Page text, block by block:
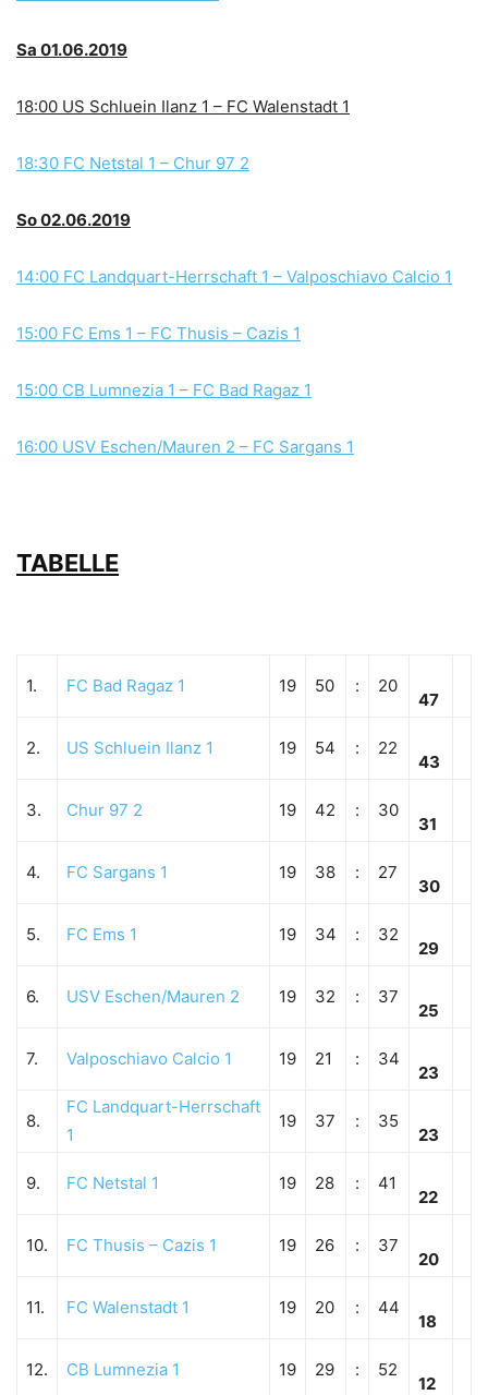
Sa 01.06.2019
18:00 US Schluein Ilanz 1 – FC Walenstadt 1
18:30 FC Netstal 1 – Chur 97 2
So 02.06.2019
14:00 FC Landquart-Herrschaft 1 – Valposchiavo Calcio 1
15:00 FC Ems 1 – FC Thusis – Cazis 1
15:00 CB Lumnezia 1 – FC Bad Ragaz 1
16:00 USV Eschen/Mauren 2 – FC Sargans 1
TABELLE
1. FC Bad Ragaz 1 19 50 : 20
47
2. US Schluein Ilanz 1 19 54 : 22
43
3. Chur 97 2 19 42 : 30
31
4. FC Sargans 1 19 38 : 27
30
5. FC Ems 1 19 34 : 32
29
6. USV Eschen/Mauren 2 19 32 : 37
25
7. Valposchiavo Calcio 1 19 21 : 34
23
8.
FC Landquart-Herrschaft
1
19 37 : 35
23
9. FC Netstal 1 19 28 : 41
22
10. FC Thusis – Cazis 1 19 26 : 37
20
11. FC Walenstadt 1 19 20 : 44
18
12. CB Lumnezia 1 19 29 : 52
12